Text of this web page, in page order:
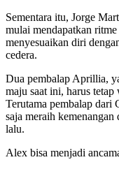
Sementara itu, Jorge
mulai mendapatkan
menyesuaikan diri
cedera.
Dua pembalap Aprillia,
maju saat ini, harus tetap
Terutama pembalap dari
saja meraih
lalu.
Alex bisa menjadi